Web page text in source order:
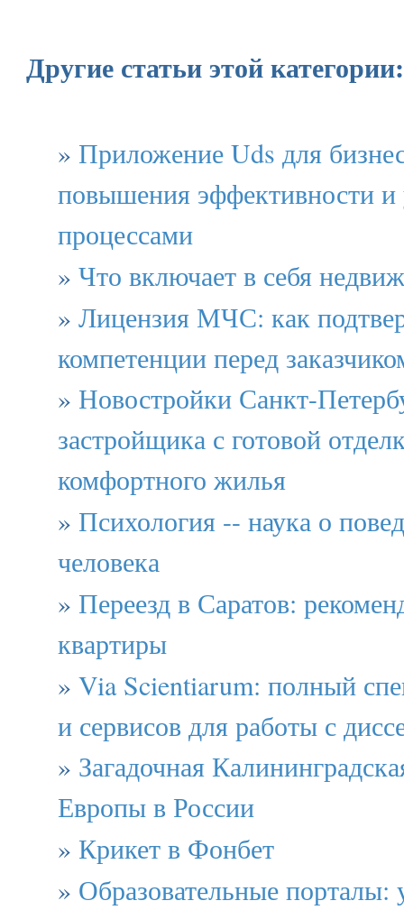
Другие статьи этой категории:
» Приложение Uds для
повышения эффективности и
процессами
» Что включает в себя
» Лицензия МЧС: как
компетенции перед
» Новостройки Санкт-
застройщика с готовой
комфортного жилья
» Психология -- наука о
человека
» Переезд в Саратов:
квартиры
» Via Scientiarum: полный
и сервисов для работы с
» Загадочная
Европы в России
» Крикет в Фонбет
» Образовательные порталы: